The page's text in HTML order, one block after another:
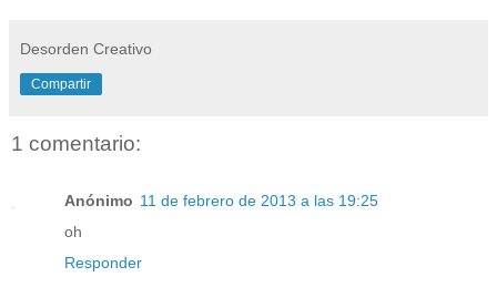
Desorden Creativo
Compartir
1 comentario:
Anónimo 11 de febrero de 2013 a las 19:25
oh
Responder